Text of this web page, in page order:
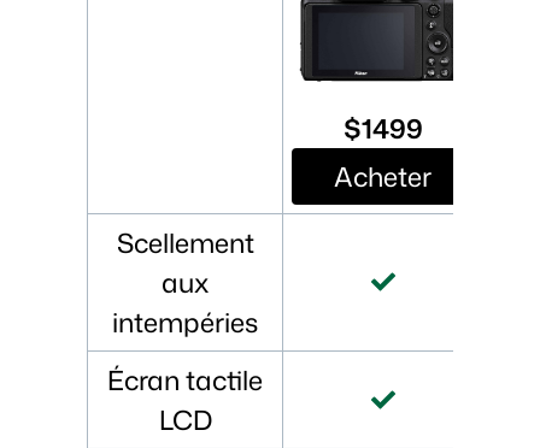
$1499
Acheter
Scellement
aux
intempéries
Écran tactile
LCD